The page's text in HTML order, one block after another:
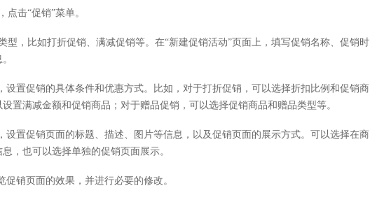
点击“促销”菜单。
型，比如打折促销、满减促销等。在“新建促销活动”页面上，填写促销名称、促销时
设置促销的具体条件和优惠方式。比如，对于打折促销，可以选择折扣比例和促销商
置满减金额和促销商品；对于赠品促销，可以选择促销商品和赠品类型等。
设置促销页面的标题、描述、图片等信息，以及促销页面的展示方式。可以选择在商
，也可以选择单独的促销页面展示。
促销页面的效果，并进行必要的修改。